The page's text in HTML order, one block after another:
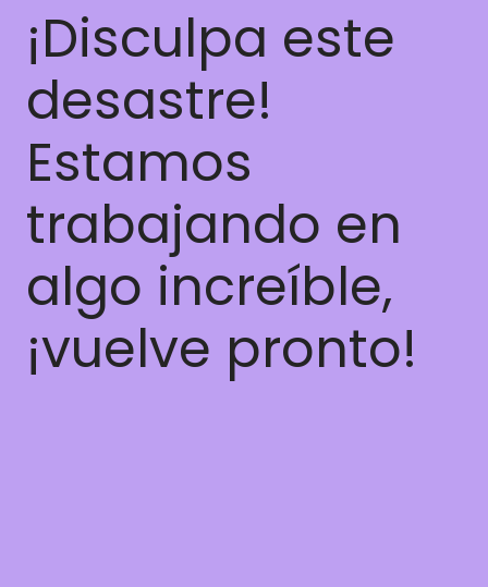
¡Disculpa este
desastre!
Estamos
trabajando en
algo increíble,
¡vuelve pronto!